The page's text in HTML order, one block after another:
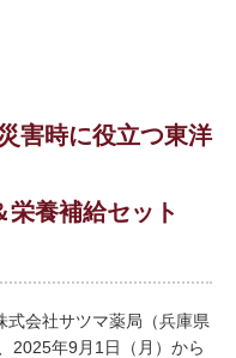
害時に役立つ東洋
栄養補給セット
式会社サツマ薬局（兵庫県
2025年9月1日（月）から